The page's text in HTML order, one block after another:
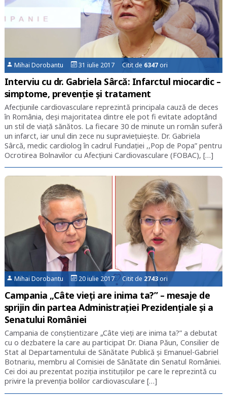
Mihai Dorobantu 31 iulie 2017 Citit de 6347 ori
Interviu cu dr. Gabriela Sârcă: Infarctul miocardic –
simptome, prevenție și tratament
Afecțiunile cardiovasculare reprezintă principala cauză de deces
în România, deși majoritatea dintre ele pot fi evitate adoptând
un stil de viață sănătos. La fiecare 30 de minute un român suferă
un infarct, iar unul din zece nu supraviețuiește. Dr. Gabriela
Sârcă, medic cardiolog în cadrul Fundației ,,Pop de Popa” pentru
Ocrotirea Bolnavilor cu Afecțiuni Cardiovasculare (FOBAC), […]
Mihai Dorobantu 20 iulie 2017 Citit de 2743 ori
Campania „Câte vieți are inima ta?” – mesaje de
sprijin din partea Administrației Prezidențiale și a
Senatului României
Campania de conștientizare „Câte vieți are inima ta?” a debutat
cu o dezbatere la care au participat Dr. Diana Păun, Consilier de
Stat al Departamentului de Sănătate Publică și Emanuel-Gabriel
Botnariu, membru al Comisiei de Sănătate din Senatul României.
Cei doi au prezentat poziția instituțiilor pe care le reprezintă cu
privire la prevenția bolilor cardiovasculare […]